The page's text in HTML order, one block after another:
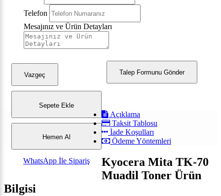
Telefon
Mesajınız ve Ürün Detayları
Talep Formunu Gönder
Vazgeç
Sepete Ekle
Hemen Al
WhatsApp İle Sipariş
Açıklama
Taksit Tablosu
İade Koşulları
Ödeme Yöntemleri
Kyocera Mita TK-70
Muadil Toner Ürün
Bilgisi